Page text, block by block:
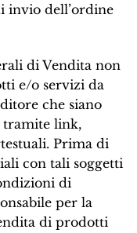
invio dell’ordine
di Vendita non
e/o servizi da
che siano
tramite link,
Prima di
con tali soggetti
di
per la
di prodotti